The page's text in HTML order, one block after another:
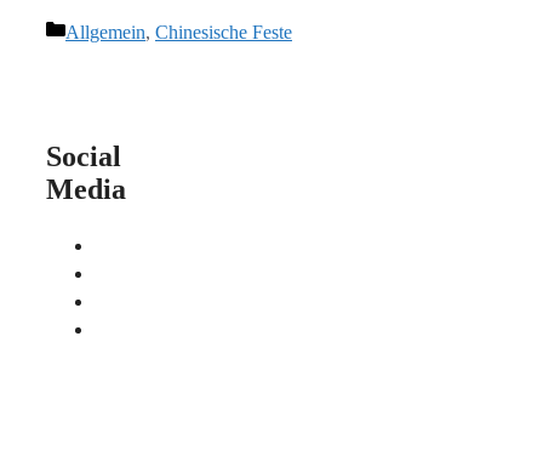
Kategorien
Allgemein, Chinesische Feste
Social
Media